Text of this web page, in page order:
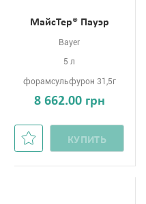
МайсТер® Пауэр
Bayer
5 л
форамсульфурон 31,5г
8 662.00 грн
КУПИТЬ